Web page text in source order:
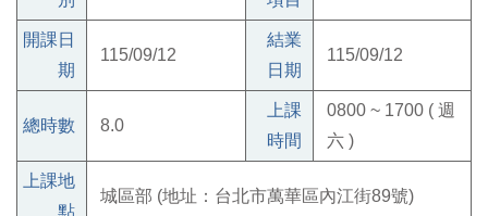
開課日
期
115/09/12
結業
日期
115/09/12
總時數 8.0
上課
時間
0800 ~ 1700 ( 週
六 )
上課地
點
城區部 (地址：台北市萬華區內江街89號)